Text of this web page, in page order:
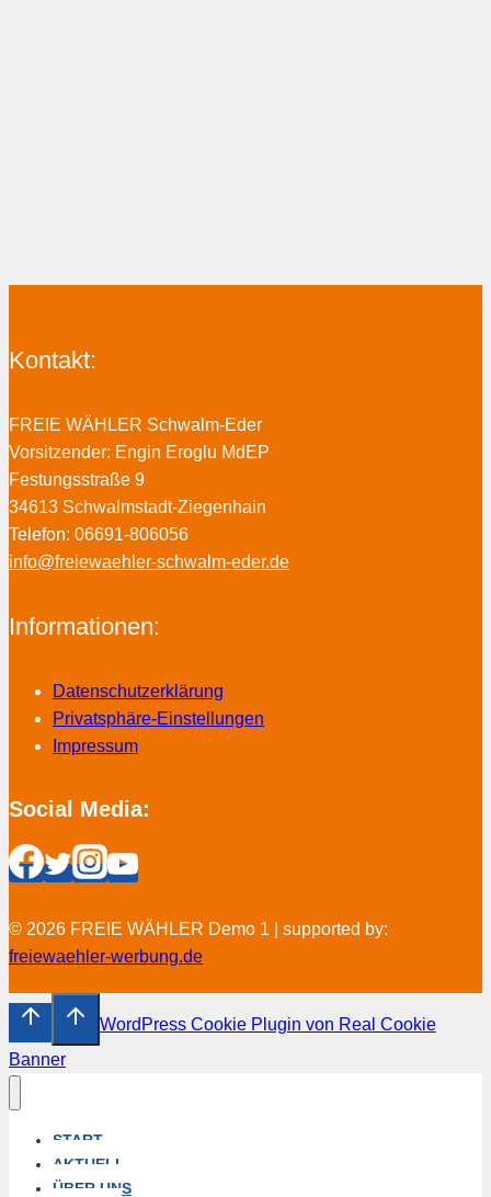
Kontakt:
FREIE WÄHLER Schwalm-Eder
Vorsitzender: Engin Eroglu MdEP
Festungsstraße 9
34613 Schwalmstadt-Ziegenhain
Telefon: 06691-806056
info@freiewaehler-schwalm-eder.de
Informationen:
Datenschutzerklärung
Privatsphäre-Einstellungen
Impressum
Social Media:
© 2026 FREIE WÄHLER Demo 1 | supported by:
freiewaehler-werbung.de
WordPress Cookie Plugin von Real Cookie
Banner
START
AKTUELL
ÜBER UNS